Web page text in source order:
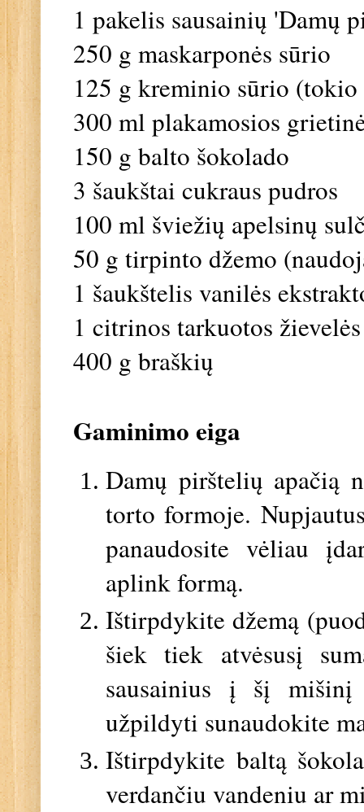
1 pakelis sausainių 'Damų
250 g maskarponės sūrio
125 g kreminio sūrio
300 ml plakamosios
150 g balto šokolado
3 šaukštai cukraus pudros
100 ml šviežių apelsinų
50 g tirpinto džemo
1 šaukštelis vanilės
1 citrinos tarkuotos žievelės
400 g braškių
Gaminimo eiga
Damų pirštelių apačią
torto formoje.
panaudosite vėliau
aplink formą.
Ištirpdykite džemą
šiek tiek atvėsusį
sausainius į šį
užpildyti sunaudokite
Ištirpdykite baltą
verdančiu vandeniu ar